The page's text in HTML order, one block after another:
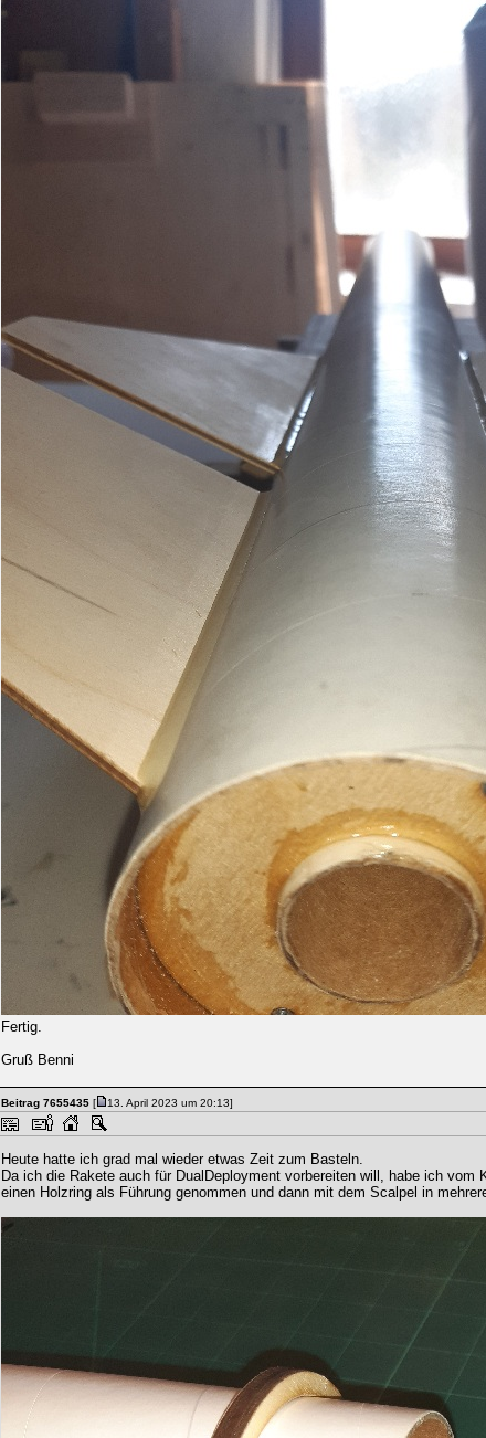
Fertig.
Gruß Benni
Beitrag 7655435[
13. April 2023 um 20:13]
Heute hatte ich grad mal wieder etwas Zeit zum Basteln.
Da ich die Rakete auch für DualDeployment vorbereiten will, habe ich
einen Holzring als Führung genommen und dann mit dem Scalpel in